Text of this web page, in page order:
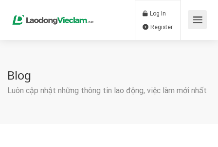
Log In
Blog
Luôn cập nhật những thông tin lao động, việc làm mới nhất